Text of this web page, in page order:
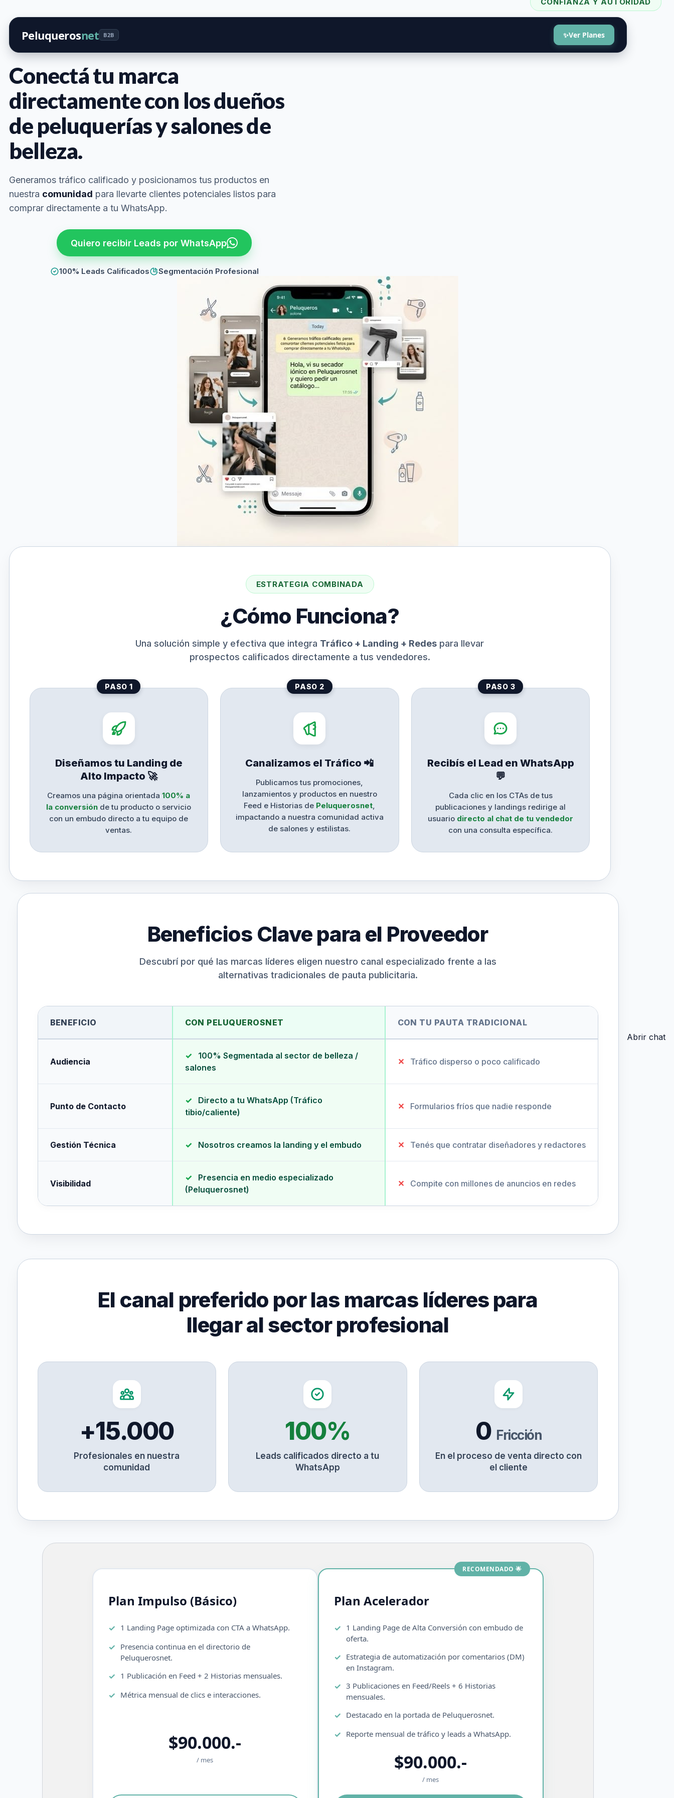
Peluquerosnet B2B ✨Ver Planes
Conectá tu marca
directamente con los dueños
de peluquerías y salones de
belleza.
Generamos tráfico calificado y posicionamos tus productos en
nuestra comunidad para llevarte clientes potenciales listos para
comprar directamente a tu WhatsApp.
Quiero recibir Leads por WhatsApp
100% Leads Calificados Segmentación Profesional
ESTRATEGIA COMBINADA
¿Cómo Funciona?
Una solución simple y efectiva que integra Tráfico + Landing + Redes para llevar
prospectos calificados directamente a tus vendedores.
PASO 1
Diseñamos tu Landing de
Alto Impacto 🚀
Creamos una página orientada100% a
la conversión de tu producto o servicio
con un embudo directo a tu equipo de
ventas.
PASO 2
Canalizamos el Tráfico 📲
Publicamos tus promociones,
lanzamientos y productos en nuestro
Feed e Historias de Peluquerosnet,
impactando a nuestra comunidad activa
de salones y estilistas.
PASO 3
Recibís el Lead en WhatsApp
💬
Cada clic en los CTAs de tus
publicaciones y landings redirige al
usuario directo al chat de tu vendedor
con una consulta específica.
Beneficios Clave para el Proveedor
Descubrí por qué las marcas líderes eligen nuestro canal especializado frente a las
alternativas tradicionales de pauta publicitaria.
BENEFICIO CON PELUQUEROSNET CON TU PAUTA TRADICIONAL
Audiencia
✓
100% Segmentada al sector de belleza /
salones
✕ Tráfico disperso o poco calificado
Punto de Contacto
✓
Directo a tu WhatsApp (Tráfico
tibio/caliente)
✕ Formularios fríos que nadie responde
Gestión Técnica ✓ Nosotros creamos la landing y el embudo ✕ Tenés que contratar diseñadores y redactores
Visibilidad
✓
Presencia en medio especializado
(Peluquerosnet)
✕ Compite con millones de anuncios en redes
El canal preferido por las marcas líderes para
llegar al sector profesional
+15.000
Profesionales en nuestra
comunidad
100%
Leads calificados directo a tu
WhatsApp
0 Fricción
En el proceso de venta directo con
el cliente
Plan Impulso (Básico)
1 Landing Page optimizada con CTA a WhatsApp.
Presencia continua en el directorio de
Peluquerosnet.
1 Publicación en Feed + 2 Historias mensuales.
Métrica mensual de clics e interacciones.
$90.000.-
/ mes
RECOMENDADO 🌟
Plan Acelerador
1 Landing Page de Alta Conversión con embudo de
oferta.
Estrategia de automatización por comentarios (DM)
en Instagram.
3 Publicaciones en Feed/Reels + 6 Historias
mensuales.
Destacado en la portada de Peluquerosnet.
Reporte mensual de tráfico y leads a WhatsApp.
$90.000.-
/ mes
Abrir chat